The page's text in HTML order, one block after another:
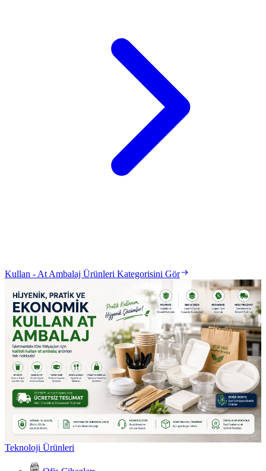
Kullan - At Ambalaj Ürünleri Kategorisini Gör
Teknoloji Ürünleri